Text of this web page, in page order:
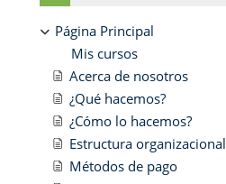
Página Principal
Mis cursos
Acerca de nosotros
¿Qué hacemos?
¿Cómo lo hacemos?
Estructura organizacional
Métodos de pago